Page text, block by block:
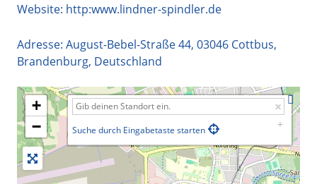
Website: http:www.lindner-spindler.de
Adresse: August-Bebel-Straße 44, 03046 Cottbus,
Brandenburg, Deutschland
+
−
Suche durch Eingabetaste starten